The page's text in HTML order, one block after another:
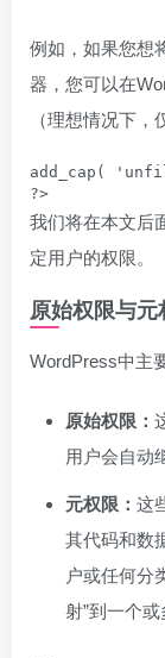
例如，如果您想
器，您可以在
（理想情况下，
add_cap(
?>
我们将在本文后
定用户的权限。
原始权限与元
WordPress中主
原始权限：
用户会自动
元权限： 这
其代码和数
户或任何分
射”到一个或